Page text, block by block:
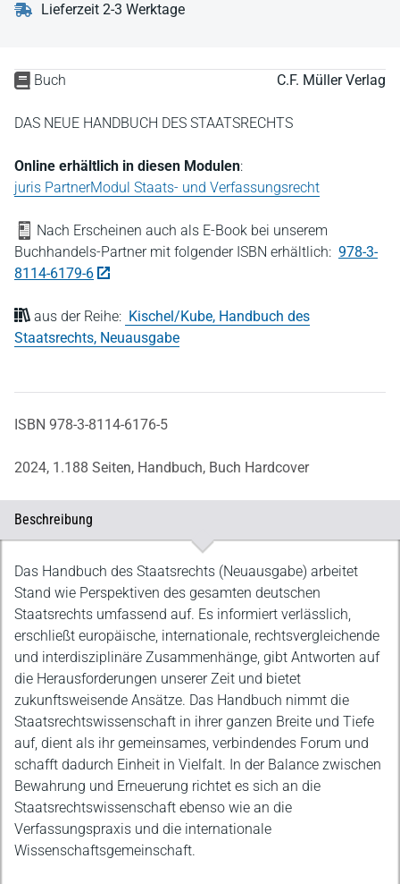
Buch C.F. Müller Verlag
DAS NEUE HANDBUCH DES STAATSRECHTS
Online erhältlich in diesen Modulen:
juris PartnerModul Staats- und Verfassungsrecht
Nach Erscheinen auch als E-Book bei unserem
Buchhandels-Partner mit folgender ISBN erhältlich: 978-3-
8114-6179-6
aus der Reihe: Kischel/Kube, Handbuch des
Staatsrechts, Neuausgabe
ISBN 978-3-8114-6176-5
2024, 1.188 Seiten, Handbuch, Buch Hardcover
Lieferzeit 2-3 Werktage
Beschreibung
Beschreibung
Das Handbuch des Staatsrechts (Neuausgabe) arbeitet
Stand wie Perspektiven des gesamten deutschen
Staatsrechts umfassend auf. Es informiert verlässlich,
erschließt europäische, internationale, rechtsvergleichende
und interdisziplinäre Zusammenhänge, gibt Antworten auf
die Herausforderungen unserer Zeit und bietet
zukunftsweisende Ansätze. Das Handbuch nimmt die
Staatsrechtswissenschaft in ihrer ganzen Breite und Tiefe
auf, dient als ihr gemeinsames, verbindendes Forum und
schafft dadurch Einheit in Vielfalt. In der Balance zwischen
Bewahrung und Erneuerung richtet es sich an die
Staatsrechtswissenschaft ebenso wie an die
Verfassungspraxis und die internationale
Wissenschaftsgemeinschaft.